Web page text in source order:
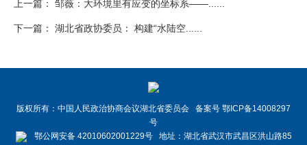
上一篇： 邹薇：大环境里有应变的坐标系——......
下一篇： 湖北省政协委员： 构建“水陆空......
版权所有：中国人民政治协商会议湖北省委员会 备案号 鄂ICP备14008297
号
鄂公网安备 42010602001229号 地址：湖北省武汉市武昌区洪山路85